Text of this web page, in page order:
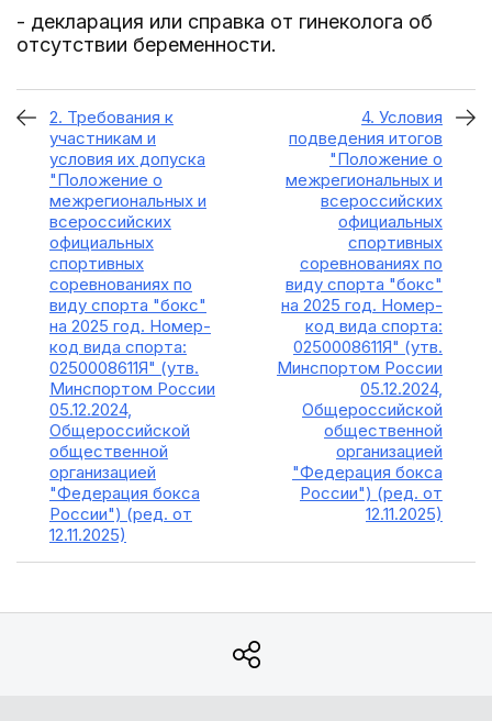
- декларация или справка от гинеколога об
отсутствии беременности.
2. Требования к
участникам и
условия их допуска
"Положение о
межрегиональных и
всероссийских
официальных
спортивных
соревнованиях по
виду спорта "бокс"
на 2025 год. Номер-
код вида спорта:
0250008611Я" (утв.
Минспортом России
05.12.2024,
Общероссийской
общественной
организацией
"Федерация бокса
России") (ред. от
12.11.2025)
4. Условия
подведения итогов
"Положение о
межрегиональных и
всероссийских
официальных
спортивных
соревнованиях по
виду спорта "бокс"
на 2025 год. Номер-
код вида спорта:
0250008611Я" (утв.
Минспортом России
05.12.2024,
Общероссийской
общественной
организацией
"Федерация бокса
России") (ред. от
12.11.2025)